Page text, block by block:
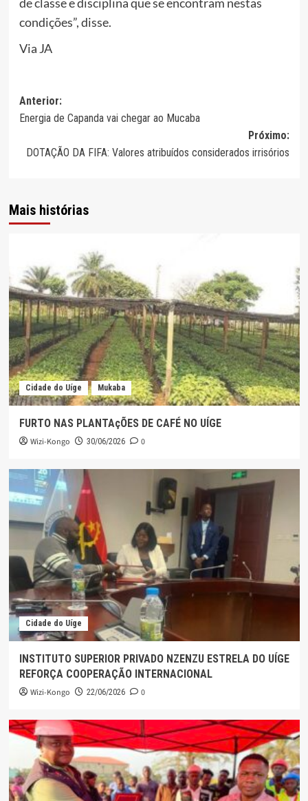
condições”, disse.
Via JA
Navegação
de
artigos
Anterior:
Energia de Capanda vai chegar ao Mucaba
Próximo:
DOTAÇÃO DA FIFA: Valores atribuídos considerados irrisórios
Mais histórias
Cidade do Uíge Mukaba
FURTO NAS PLANTAçÕES DE CAFÉ NO UÍGE
Wizi-Kongo 30/06/2026 0
Cidade do Uíge
INSTITUTO SUPERIOR PRIVADO NZENZU ESTRELA DO UÍGE
REFORÇA COOPERAÇÃO INTERNACIONAL
Wizi-Kongo 22/06/2026 0